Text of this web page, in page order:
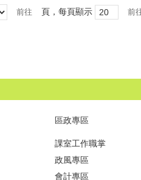
頁，每頁顯示
區政專區
課室工作職掌
政風專區
會計專區